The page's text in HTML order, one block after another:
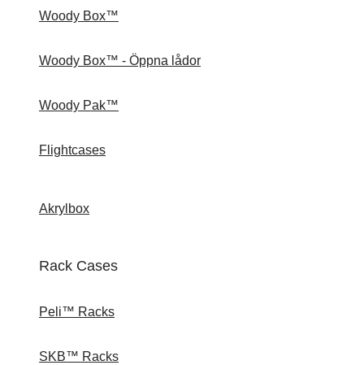
Woody Box™
Woody Box™ - Öppna lådor
Woody Pak™
Flightcases
Akrylbox
Rack Cases
Peli™ Racks
SKB™ Racks